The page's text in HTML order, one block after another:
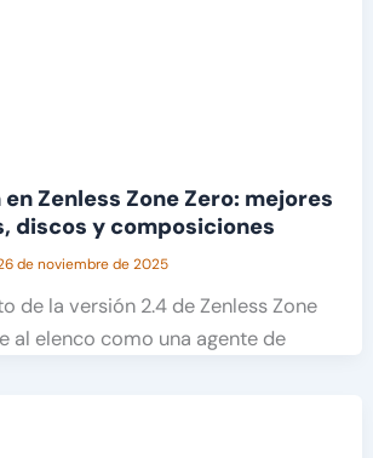
Zenless Zone Zero: mejores
discos y composiciones
de noviembre de 2025
de la versión 2.4 de Zenless Zone
al elenco como una agente de